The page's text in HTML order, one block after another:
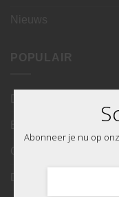
Nieuws
POPULAIR
Diamond Painting
Eigen foto Diamond
Oude Meesters
Diamond Painting
Abonneer je nu op